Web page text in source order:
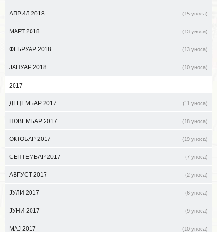
АПРИЛ 2018 (15 уноса)
МАРТ 2018 (13 уноса)
ФЕБРУАР 2018 (13 уноса)
ЈАНУАР 2018 (10 уноса)
2017
ДЕЦЕМБАР 2017 (11 уноса)
НОВЕМБАР 2017 (18 уноса)
ОКТОБАР 2017 (19 уноса)
СЕПТЕМБАР 2017 (7 уноса)
АВГУСТ 2017 (2 уноса)
ЈУЛИ 2017 (6 уноса)
ЈУНИ 2017 (9 уноса)
МАЈ 2017 (10 уноса)